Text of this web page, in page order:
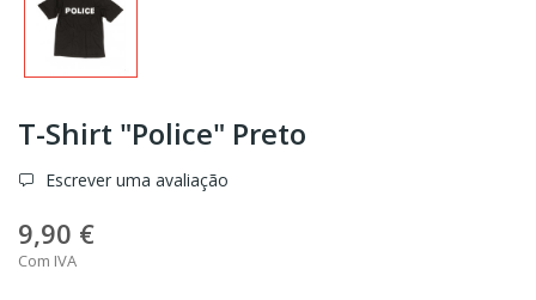
T-Shirt "Police" Preto
Escrever uma avaliação
9,90 €
Com IVA